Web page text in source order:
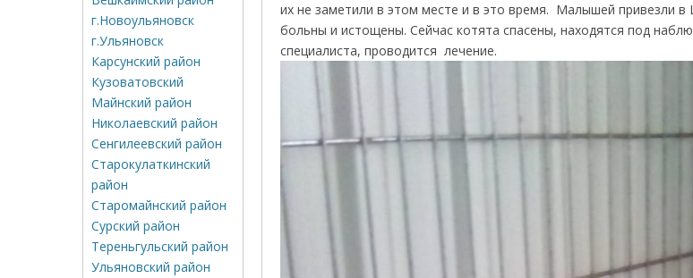
их не заметили в этом месте и в это время. Малышей привезли
больны и истощены. Сейчас котята спасены, находятся под
специалиста, проводится лечение.
г.Новоульяновск
г.Ульяновск
Карсунский район
Кузоватовский
Майнский район
Николаевский район
Сенгилеевский район
Старокулаткинский
район
Старомайнский район
Сурский район
Тереньгульский район
Ульяновский район